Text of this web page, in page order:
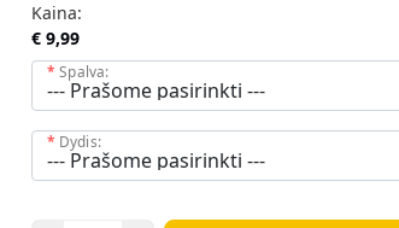
Kaina:
€ 9,99
Spalva:
Dydis: